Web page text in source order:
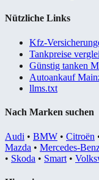
Nützliche Links
Kfz-
Tankpreise
Günstig tanken
Autoankauf
llms.txt
Nach Marken suchen
Audi • BMW • Citroën
Mazda • Mercedes-
• Skoda • Smart •